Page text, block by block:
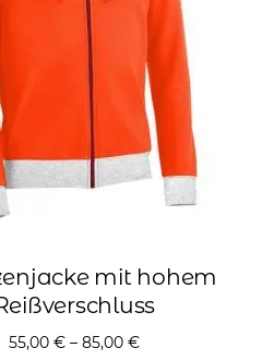
mit hohem
55,00 €– 85,00 €